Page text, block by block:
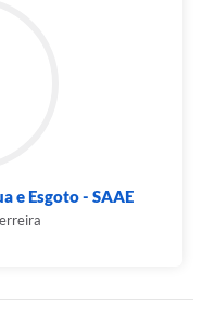
e Esgoto - SAAE